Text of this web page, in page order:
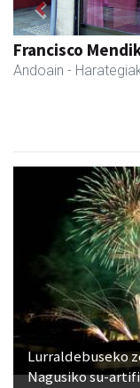
Francisco
Andoain -
Previous
Lurraldebuseko
Nagusiko su-